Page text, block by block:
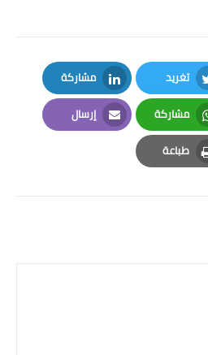
تغريد
Twitter
مشاركة
LinkedIn
مشاركة
Whatsapp
إرسال
Email
طباعة
Print